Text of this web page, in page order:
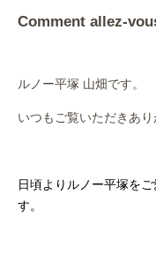
ショールーム
作業事例
店舗アクセス
Comment allez-
ルノー平塚 山畑です。
いつもご覧いただきあり
日頃よりルノー平塚を
す。